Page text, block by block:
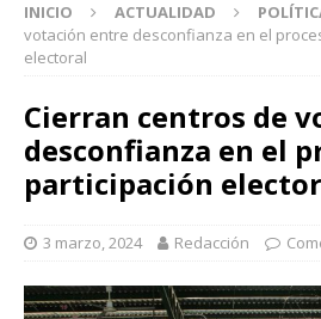
INICIO ACTUALIDAD
votación entre desconfianza en el
electoral
Cierran centros de
desconfianza en el
participación
3 marzo, 2024 Redacción